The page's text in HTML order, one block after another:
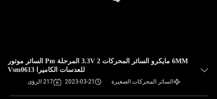
6MM مايكرو السائر المحركات 3.3V 2 المرحلة Pm السائر موتور
للعدسات الكاميرا Vsm0613
السائر المحركات الصغيرة 2023-03-21 217 الرؤى